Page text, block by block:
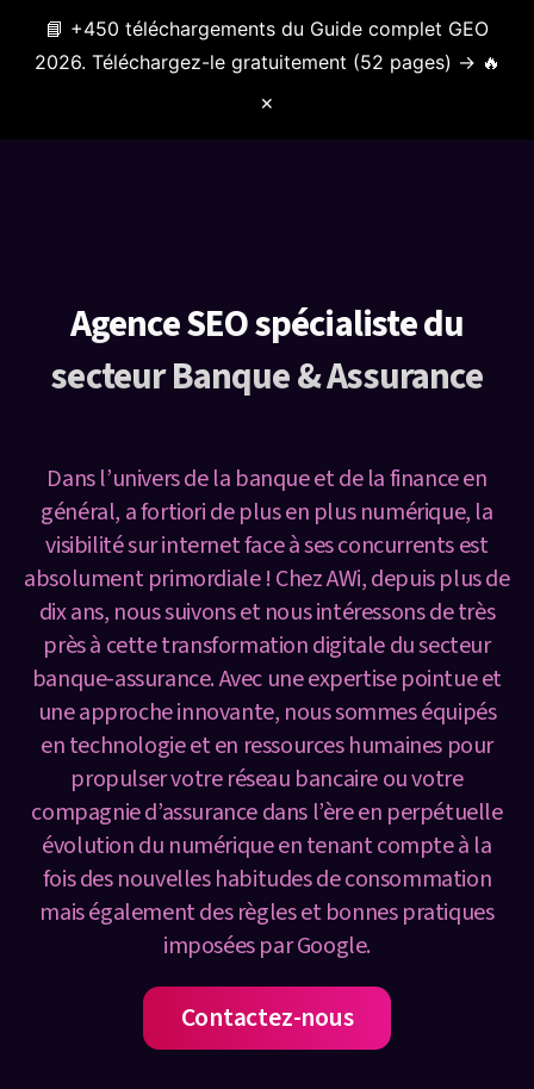
📘 +450 téléchargements du Guide complet GEO
2026. Téléchargez-le gratuitement (52 pages) → 🔥
✕
Menu
Agence SEO spécialiste du
secteur Banque & Assurance
Dans l’univers de la banque et de la finance en
général, a fortiori de plus en plus numérique, la
visibilité sur internet face à ses concurrents est
absolument primordiale ! Chez AWi, depuis plus de
dix ans, nous suivons et nous intéressons de très
près à cette transformation digitale du secteur
banque-assurance. Avec une expertise pointue et
une approche innovante, nous sommes équipés
en technologie et en ressources humaines pour
propulser votre réseau bancaire ou votre
compagnie d’assurance dans l’ère en perpétuelle
évolution du numérique en tenant compte à la
fois des nouvelles habitudes de consommation
mais également des règles et bonnes pratiques
imposées par Google.
Contactez-nous